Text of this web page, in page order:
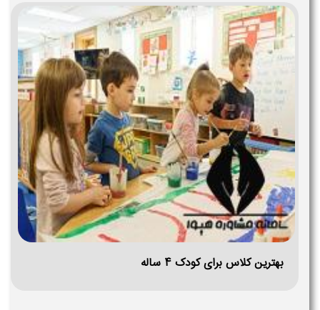
بهترین کلاس برای کودک ۴ ساله